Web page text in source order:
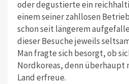
oder degustierte ein
einem seiner zahllosen
schon seit längerem
dieser Besuche jeweils
Man fragte sich besorgt, ob
Nordkoreas, denn überhaupt
Land erfreue.